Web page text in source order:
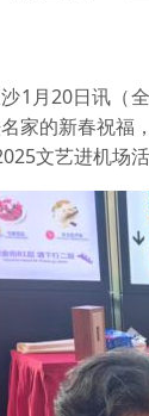
月20日讯（全
家的新春祝福
文艺进机场